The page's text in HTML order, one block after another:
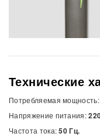
Технические
Потребляемая
Напряжение питания:
Частота тока:50 Гц.